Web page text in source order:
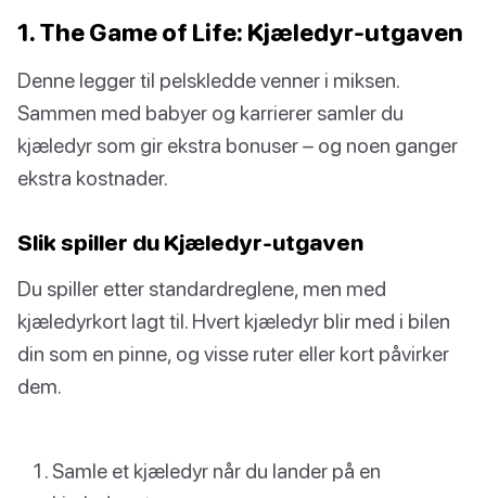
1. The Game of Life: Kjæledyr-utgaven
Denne legger til pelskledde venner i miksen.
Sammen med babyer og karrierer samler du
kjæledyr som gir ekstra bonuser – og noen ganger
ekstra kostnader.
Slik spiller du Kjæledyr-utgaven
Du spiller etter standardreglene, men med
kjæledyrkort lagt til. Hvert kjæledyr blir med i bilen
din som en pinne, og visse ruter eller kort påvirker
dem.
Samle et kjæledyr når du lander på en